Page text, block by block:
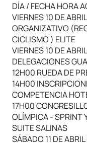
DÍA / FECHA HORA
VIERNES 10 DE
ORGANIZATIVO
CICLISMO ) ELITE
VIERNES 10 DE
DELEGACIONES
12H00 RUEDA DE
14H00
COMPETENCIA
17H00
OLÍMPICA - SPRINT
SUITE SALINAS
SÁBADO 11 DE